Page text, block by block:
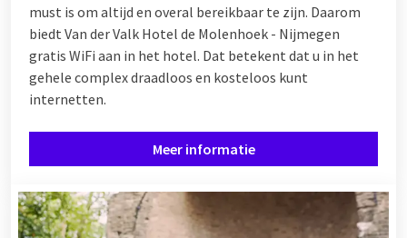
must is om altijd en overal bereikbaar te zijn. Daarom
biedt Van der Valk Hotel de Molenhoek - Nijmegen
gratis WiFi aan in het hotel. Dat betekent dat u in het
gehele complex draadloos en kosteloos kunt
internetten.
Meer informatie